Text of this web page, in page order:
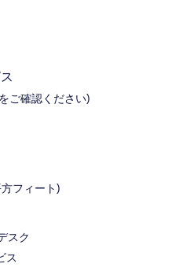
ご確認ください)
フィート)
スク
ス